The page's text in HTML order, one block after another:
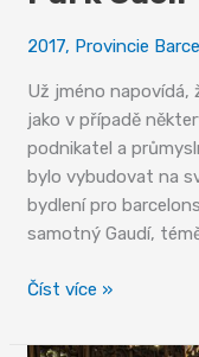
2017, Provincie
Už jméno napovídá,
jako v případě
podnikatel a
bylo vybudovat na
bydlení pro
samotný Gaudí,
Park
Číst více »